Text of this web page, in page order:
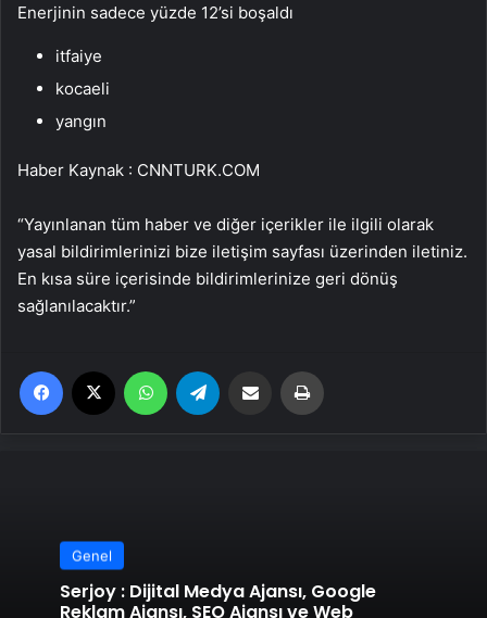
Enerjinin sadece yüzde 12’si boşaldı
itfaiye
kocaeli
yangın
Haber Kaynak : CNNTURK.COM
“Yayınlanan tüm haber ve diğer içerikler ile ilgili olarak
yasal bildirimlerinizi bize iletişim sayfası üzerinden iletiniz.
En kısa süre içerisinde bildirimlerinize geri dönüş
sağlanılacaktır.”
Facebook WhatsApp Email'den paylaş
Genel
Serjoy : Dijital Medya Ajansı, Google
Reklam Ajansı, SEO Ajansı ve Web